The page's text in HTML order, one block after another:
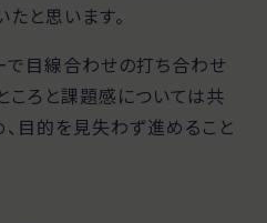
と思います。
で目線合わせの打ち合わせ
ころと課題感については共
目的を見失わず進めること